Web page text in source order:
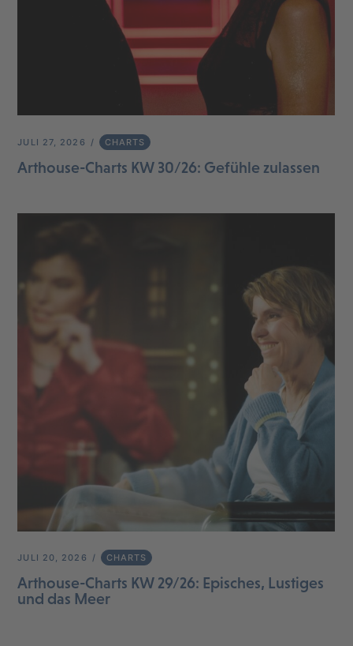
JULI 27, 2026 CHARTS
Arthouse-Charts KW 30/26: Gefühle zulassen
JULI 20, 2026 CHARTS
Arthouse-Charts KW 29/26: Episches, Lustiges
und das Meer